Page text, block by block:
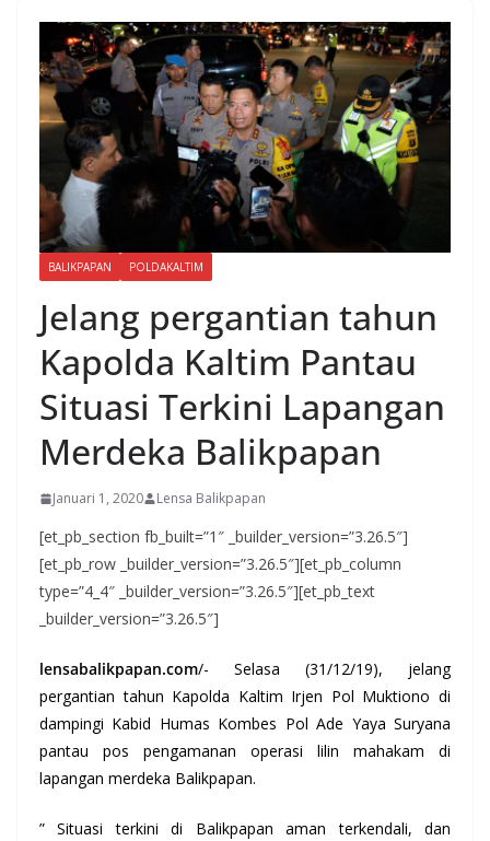
BALIKPAPAN POLDAKALTIM
Jelang pergantian tahun
Kapolda Kaltim Pantau
Situasi Terkini Lapangan
Merdeka Balikpapan
Januari 1, 2020 Lensa Balikpapan
[et_pb_section fb_built=”1″ _builder_version=”3.26.5″]
[et_pb_row _builder_version=”3.26.5″][et_pb_column
type=”4_4″ _builder_version=”3.26.5″][et_pb_text
_builder_version=”3.26.5″]
lensabalikpapan.com/- Selasa (31/12/19), jelang
pergantian tahun Kapolda Kaltim Irjen Pol Muktiono di
dampingi Kabid Humas Kombes Pol Ade Yaya Suryana
pantau pos pengamanan operasi lilin mahakam di
lapangan merdeka Balikpapan.
” Situasi terkini di Balikpapan aman terkendali, dan